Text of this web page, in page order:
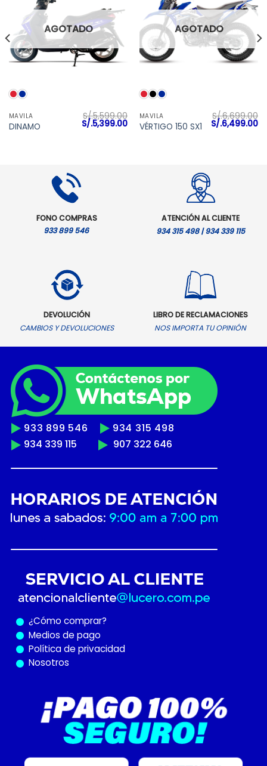
AGOTADO
MAVILA
DINAMO
S/.5,599.00
El
precio
S/.5,399.00El
precio
AGOTADO
MAVILA
VÉRTIGO 150 SX1
S/.6,699.00
El
precio
S/.6,499.00El
FONO COMPRAS
933 899 546
ATENCIÓN AL CLIENTE
934 315 498 | 934 339 115
DEVOLUCIÓN
CAMBIOS Y DEVOLUCIONES
LIBRO DE RECLAMACIONES
NOS IMPORTA TU OPINIÓN
933 899 546
934 315 498
934 339 115
907 322 646
¿Cómo comprar?
Medios de pago
Política de privacidad
Nosotros